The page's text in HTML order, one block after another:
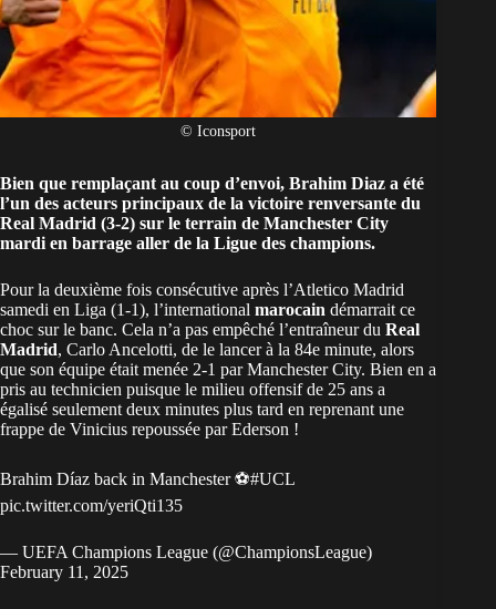
© Iconsport
Bien que remplaçant au coup d’envoi, Brahim Diaz a été
l’un des acteurs principaux de la victoire renversante du
Real Madrid (3-2) sur le terrain de Manchester City
mardi en barrage aller de la Ligue des champions.
Pour la deuxième fois consécutive après l’Atletico Madrid
samedi en Liga (1-1), l’international marocain démarrait ce
choc sur le banc. Cela n’a pas empêché l’entraîneur du Real
Madrid, Carlo Ancelotti, de le lancer à la 84e minute, alors
que son équipe était menée 2-1 par Manchester City. Bien en a
pris au technicien puisque le milieu offensif de 25 ans a
égalisé seulement deux minutes plus tard en reprenant une
frappe de Vinicius repoussée par Ederson !
Brahim Díaz back in Manchester ⚽️#UCL
pic.twitter.com/yeriQti135
— UEFA Champions League (@ChampionsLeague)
February 11, 2025